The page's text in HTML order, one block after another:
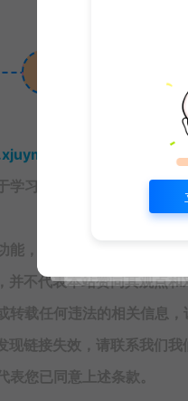
习和研究，禁止用于商业
，均为用户为本站捐赠打
并不代表本站赞同其观点
转载任何违法的相关信息
链接失效，请联系我们我
您已同意上述条款。